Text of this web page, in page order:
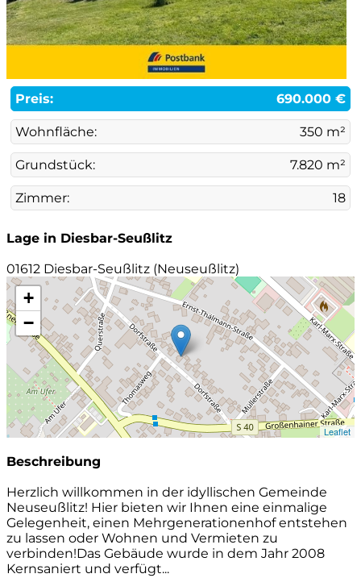
Preis: 690.000 €
Wohnfläche: 350 m²
Grundstück: 7.820 m²
Zimmer: 18
Lage in Diesbar-Seußlitz
01612 Diesbar-Seußlitz (Neuseußlitz)
+
−
Leaflet
Beschreibung
Herzlich willkommen in der idyllischen Gemeinde
Neuseußlitz! Hier bieten wir Ihnen eine einmalige
Gelegenheit, einen Mehrgenerationenhof entstehen
zu lassen oder Wohnen und Vermieten zu
verbinden!Das Gebäude wurde in dem Jahr 2008
Kernsaniert und verfügt...